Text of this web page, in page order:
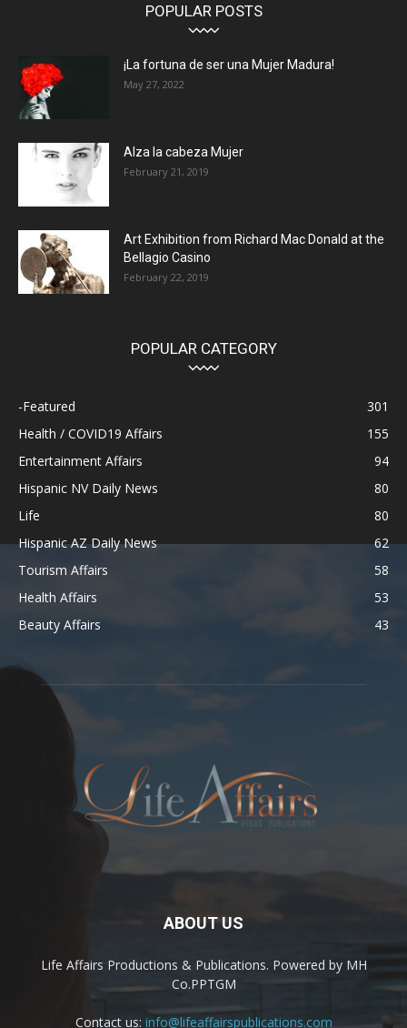
POPULAR POSTS
¡La fortuna de ser una Mujer Madura!
May 27, 2022
Alza la cabeza Mujer
February 21, 2019
Art Exhibition from Richard Mac Donald at the
Bellagio Casino
February 22, 2019
POPULAR CATEGORY
-Featured
301
Health / COVID19 Affairs
155
Entertainment Affairs
94
Hispanic NV Daily News
80
Life
80
Hispanic AZ Daily News
62
Tourism Affairs
58
Health Affairs
53
Beauty Affairs
43
ABOUT US
Life Affairs Productions & Publications. Powered by MH
Co.PPTGM
Contact us: info@lifeaffairspublications.com